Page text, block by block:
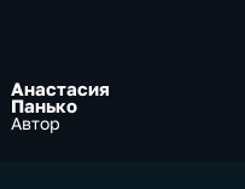
Анастасия
Панько
Автор